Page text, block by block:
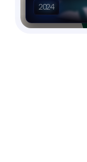
2024